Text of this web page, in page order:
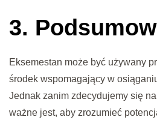
3.
Eksemestan może być używany
środek wspomagający w
Jednak zanim zdecydujemy się
ważne jest, aby zrozumieć